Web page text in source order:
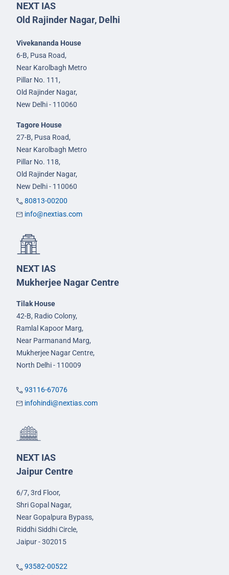
NEXT IAS
Old Rajinder Nagar, Delhi
Vivekananda House
6-B, Pusa Road,
Near Karolbagh Metro
Pillar No. 111,
Old Rajinder Nagar,
New Delhi - 110060
Tagore House
27-B, Pusa Road,
Near Karolbagh Metro
Pillar No. 118,
Old Rajinder Nagar,
New Delhi - 110060
80813-00200
info@nextias.com
NEXT IAS
Mukherjee Nagar Centre
Tilak House
42-B, Radio Colony,
Ramlal Kapoor Marg,
Near Parmanand Marg,
Mukherjee Nagar Centre,
North Delhi - 110009
93116-67076
infohindi@nextias.com
NEXT IAS
Jaipur Centre
6/7, 3rd Floor,
Shri Gopal Nagar,
Near Gopalpura Bypass,
Riddhi Siddhi Circle,
Jaipur - 302015
93582-00522